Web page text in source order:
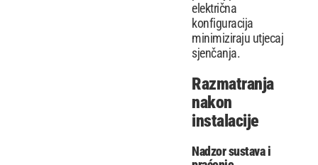
električna
konfiguracija
minimiziraju utjecaj
sjenčanja.
Razmatranja
nakon
instalacije
Nadzor sustava i